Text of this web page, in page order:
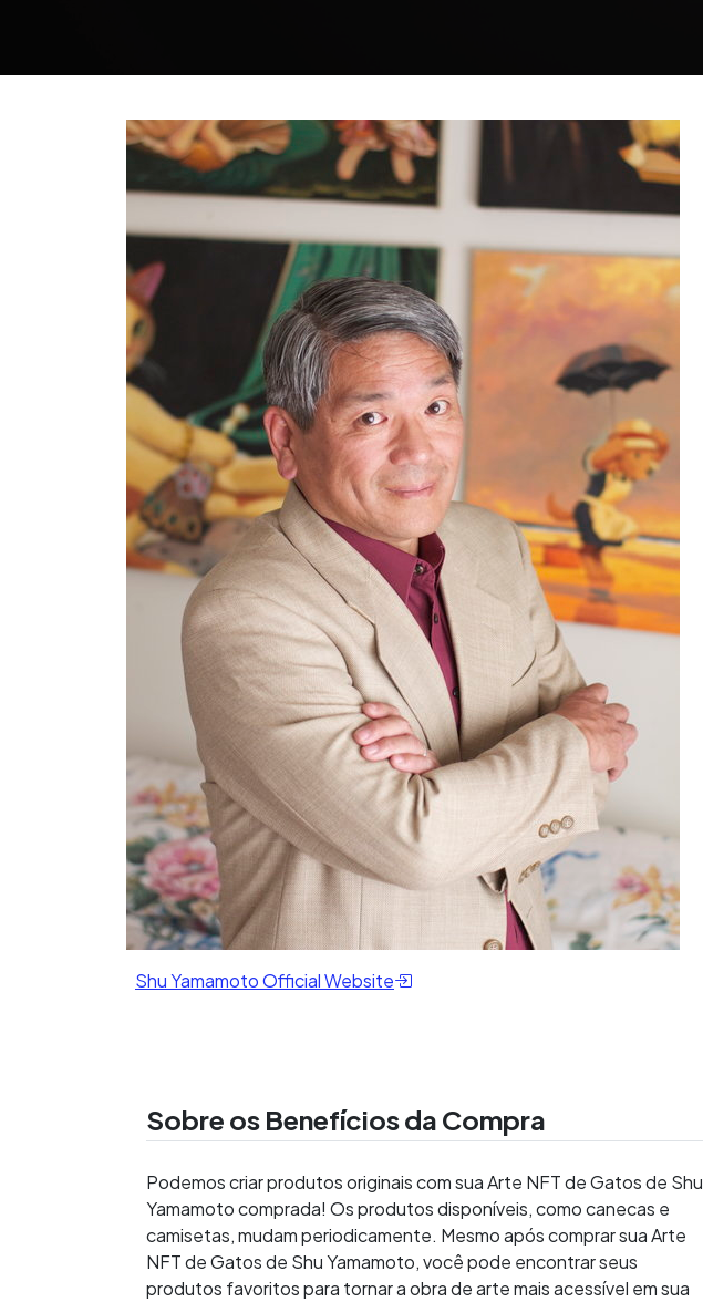
Shu Yamamoto Official Website
Sobre os Benefícios da Compra
Podemos criar produtos originais com sua Arte NFT de Gatos de Shu
Yamamoto comprada! Os produtos disponíveis, como canecas e
camisetas, mudam periodicamente. Mesmo após comprar sua Arte
NFT de Gatos de Shu Yamamoto, você pode encontrar seus
produtos favoritos para tornar a obra de arte mais acessível em sua